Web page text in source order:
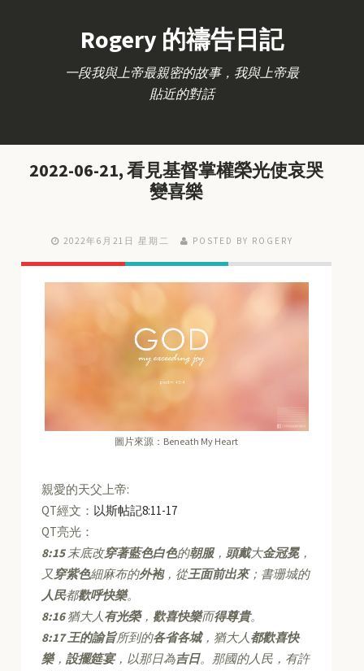
Rogery 的禱告日記
一段我與上帝最親密的故事，我與上帝最
貼近的對話
2022-06-21, 看見基督掌權榮光使哀哭
變喜樂
2022年6月21日 星期二 POSTED BY ROGERY
圖片來源：Beneath My Heart
親愛的天父上帝:
QT經文： 以斯帖記8:11-17
QT亮光：
8:15末底改穿著藍色白色的朝服，頭戴大金冠冕，
又穿紫色細麻布的外袍，從王面前出來；書珊城的
人民都歡呼快樂。
8:16猶大人有光榮，歡喜快樂而得尊貴。
8:17王的諭旨所到的各省各城，猶大人都歡喜快
樂，設擺筵宴，以那日為吉日。那國的人民，有許